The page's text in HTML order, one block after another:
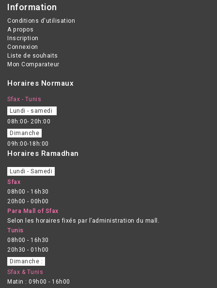
Information
Conditions d'utilisation
A propos
Inscription
Connexion
Liste de souhaits
Mon Comparateur
Horaires Normaux
Sfax - Tunis
Lundi - samedi
08h:00- 20h:00
Dimanche
09h:00-18h:00
Horaires Ramadhan
Lundi - Samedi
Sfax
08h00 - 16h30
20h00 - 00h00
Para Mall of Sfax
Selon les horaires fixés par l’administration du mall.
Tunis
08h00 - 16h30
20h30 - 01h00
Dimanche :
Sfax & Tunis
Matin : 09h00 - 16h00